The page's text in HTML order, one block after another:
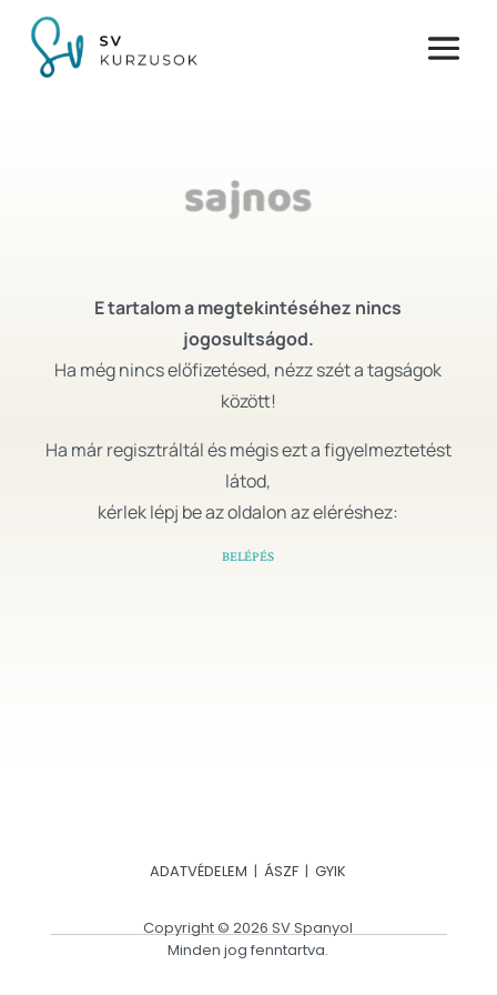
sajnos
E tartalom a megtekintéséhez nincs
jogosultságod.
Ha még nincs előfizetésed, nézz szét a tagságok
között!
Ha már regisztráltál és mégis ezt a figyelmeztetést
látod,
kérlek lépj be az oldalon az eléréshez:
BELÉPÉS
ADATVÉDELEM | ÁSZF |GYIK
Copyright © 2026 SV Spanyol
Minden jog fenntartva.